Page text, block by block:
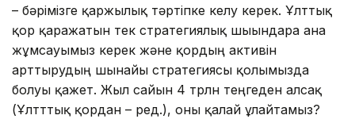
– бәрімізге қаржылық тәртіпке келу керек. Ұлттық
қор қаражатын тек стратегиялық шығындарға ғана
жұмсауымыз керек және қордың активін
арттырудың шынайы стратегиясы қолымызда
болуы қажет. Жыл сайын 4 трлн теңгеден алсақ
(Ұлтттық қордан – ред.), оны қалай ұлғайтамыз?